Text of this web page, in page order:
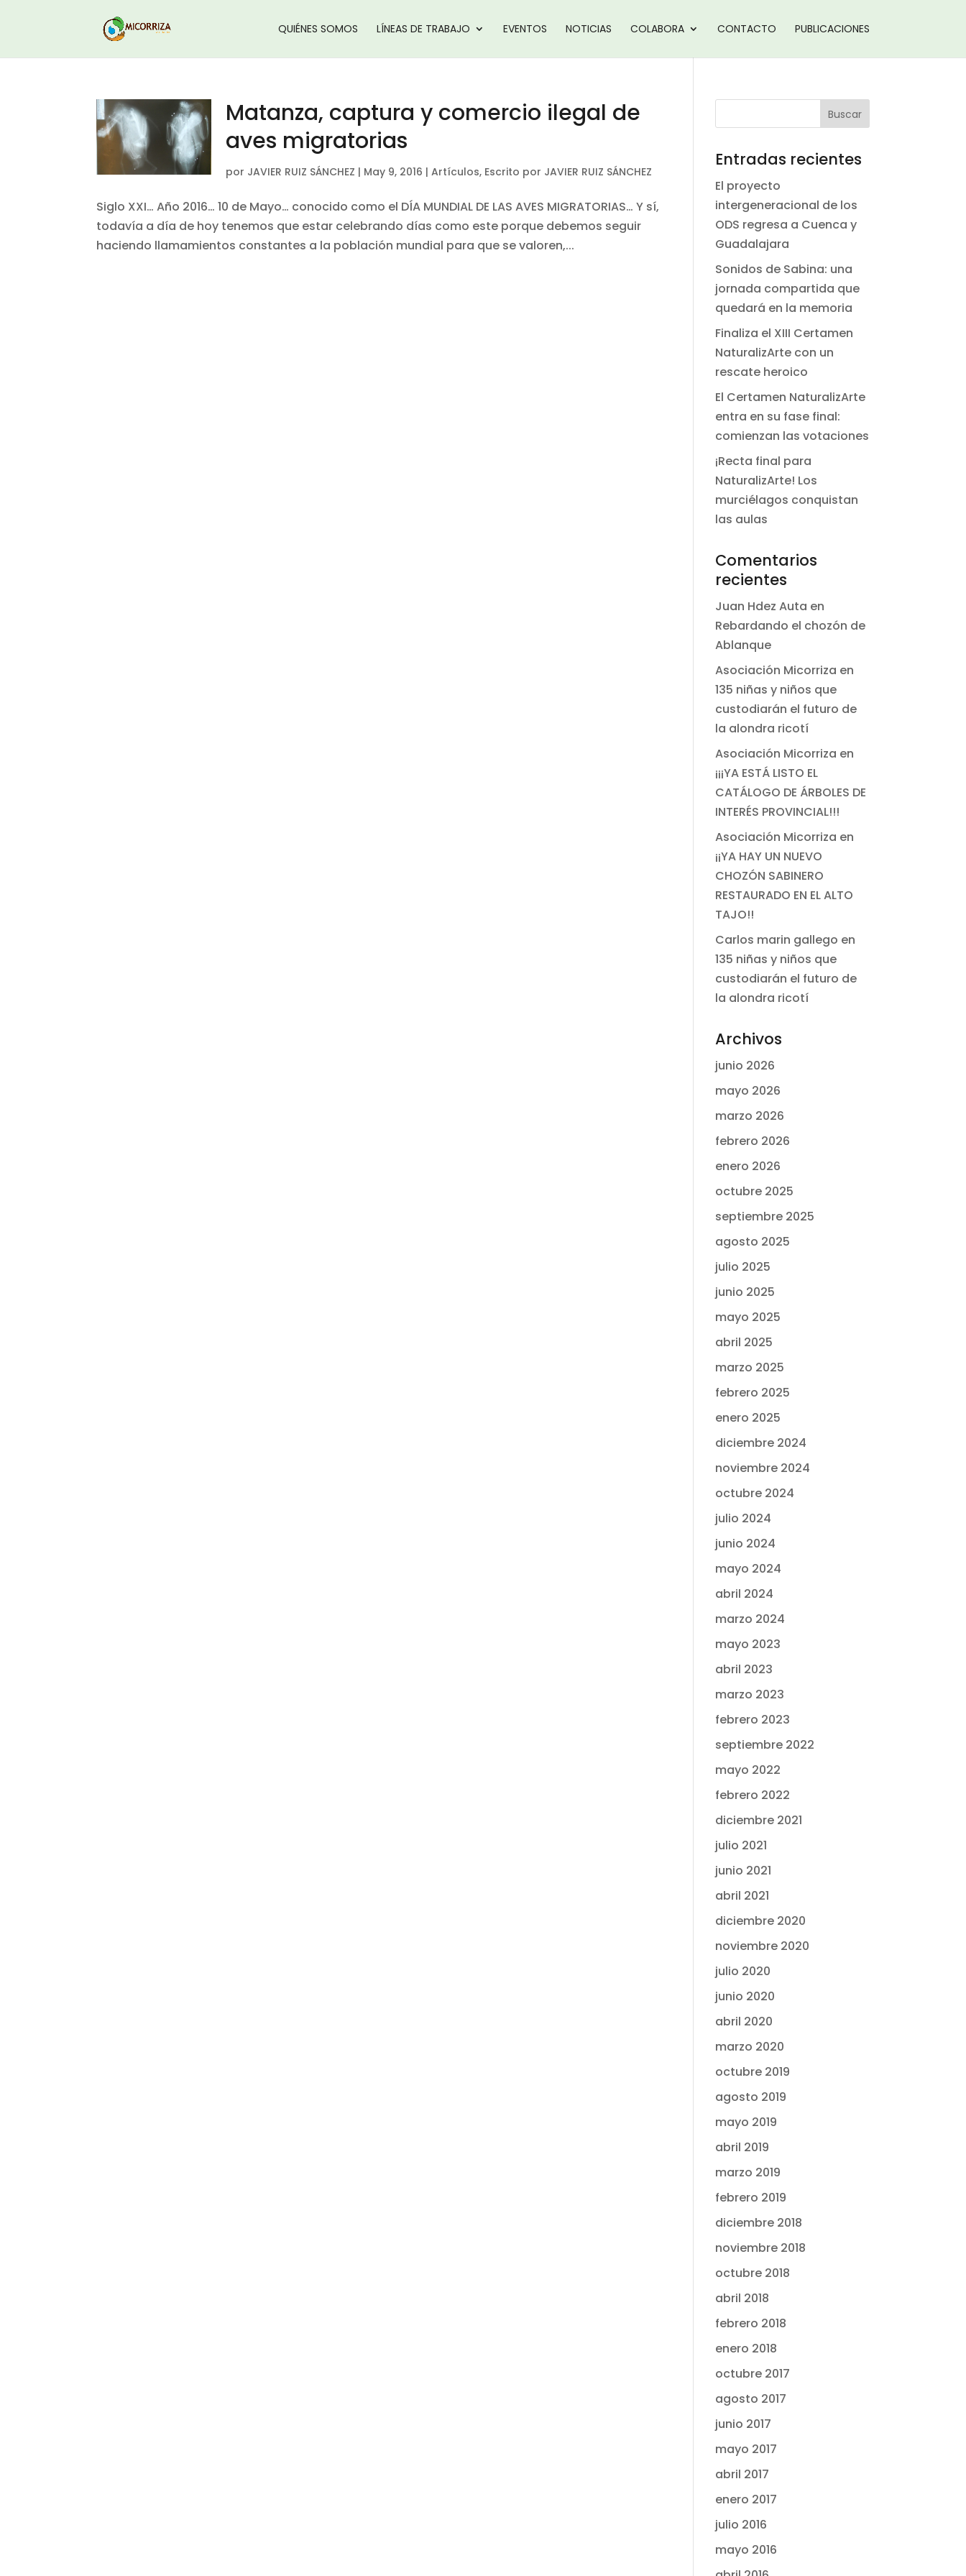
QUIÉNES SOMOS LÍNEAS DE TRABAJO EVENTOS NOTICIAS COLABORA CONTACTO PUBLICACIONES
Matanza, captura y comercio ilegal de
aves migratorias
por JAVIER RUIZ SÁNCHEZ | May 9, 2016 |Artículos, Escrito por JAVIER RUIZ SÁNCHEZ
Siglo XXI… Año 2016… 10 de Mayo… conocido como el DÍA MUNDIAL DE LAS AVES MIGRATORIAS… Y sí,
todavía a día de hoy tenemos que estar celebrando días como este porque debemos seguir
haciendo llamamientos constantes a la población mundial para que se valoren,...
Entradas recientes
El proyecto
intergeneracional de los
ODS regresa a Cuenca y
Guadalajara
Sonidos de Sabina: una
jornada compartida que
quedará en la memoria
Finaliza el XIII Certamen
NaturalizArte con un
rescate heroico
El Certamen NaturalizArte
entra en su fase final:
comienzan las votaciones
¡Recta final para
NaturalizArte! Los
murciélagos conquistan
las aulas
Comentarios
recientes
Juan Hdez Auta en
Rebardando el chozón de
Ablanque
Asociación Micorriza en
135 niñas y niños que
custodiarán el futuro de
la alondra ricotí
Asociación Micorriza en
¡¡¡YA ESTÁ LISTO EL
CATÁLOGO DE ÁRBOLES DE
INTERÉS PROVINCIAL!!!
Asociación Micorriza en
¡¡YA HAY UN NUEVO
CHOZÓN SABINERO
RESTAURADO EN EL ALTO
TAJO!!
Carlos marin gallego en
135 niñas y niños que
custodiarán el futuro de
la alondra ricotí
Archivos
junio 2026
mayo 2026
marzo 2026
febrero 2026
enero 2026
octubre 2025
septiembre 2025
agosto 2025
julio 2025
junio 2025
mayo 2025
abril 2025
marzo 2025
febrero 2025
enero 2025
diciembre 2024
noviembre 2024
octubre 2024
julio 2024
junio 2024
mayo 2024
abril 2024
marzo 2024
mayo 2023
abril 2023
marzo 2023
febrero 2023
septiembre 2022
mayo 2022
febrero 2022
diciembre 2021
julio 2021
junio 2021
abril 2021
diciembre 2020
noviembre 2020
julio 2020
junio 2020
abril 2020
marzo 2020
octubre 2019
agosto 2019
mayo 2019
abril 2019
marzo 2019
febrero 2019
diciembre 2018
noviembre 2018
octubre 2018
abril 2018
febrero 2018
enero 2018
octubre 2017
agosto 2017
junio 2017
mayo 2017
abril 2017
enero 2017
julio 2016
mayo 2016